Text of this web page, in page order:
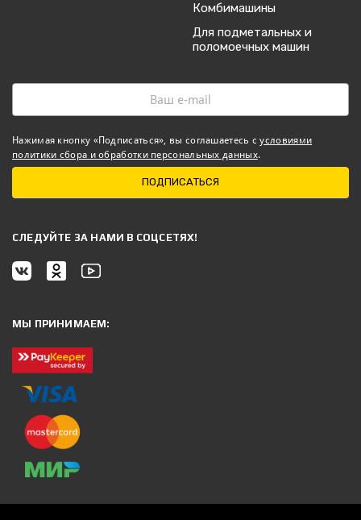
Комбимашины
Для подметальных и
поломоечных машин
Нажимая кнопку «Подписаться», вы соглашаетесь сусловиями
политики сбора и обработки персональных данных.
ПОДПИСАТЬСЯ
CЛЕДУЙТЕ ЗА НАМИ В СОЦСЕТЯХ!
МЫ ПРИНИМАЕМ: